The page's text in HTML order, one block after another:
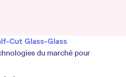
Cut Glass-Glass
du marché pour